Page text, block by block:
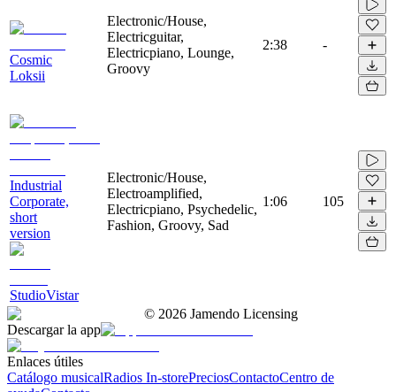
Cosmic
Loksii
Electronic/House,
Electricguitar,
Electricpiano, Lounge,
Groovy
2:38 -
Industrial
Corporate,
short
version
StudioVistar
Electronic/House,
Electroamplified,
Electricpiano, Psychedelic,
Fashion, Groovy, Sad
1:06 105
© 2026 Jamendo Licensing
Descargar la app
Enlaces útiles
Catálogo musicalRadios In-storePreciosContactoCentro de